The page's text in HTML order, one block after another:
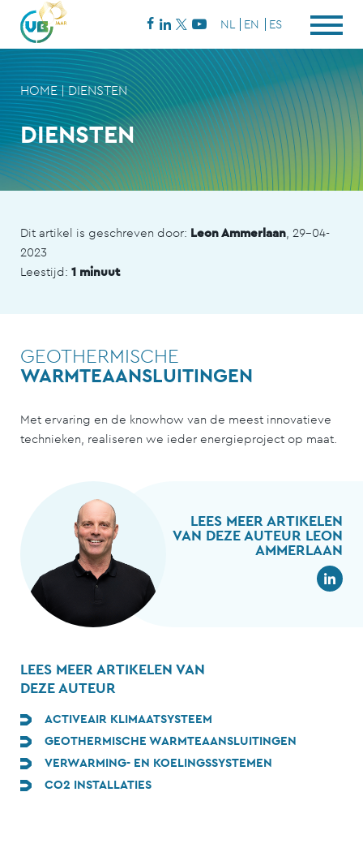
NL EN ES
DIENSTEN
HOME|DIENSTEN
Dit artikel is geschreven door: Leon Ammerlaan, 29-04-
2023
Leestijd: 1 minuut
GEOTHERMISCHE
WARMTEAANSLUITINGEN
Met ervaring en de knowhow van de meest innovatieve
technieken, realiseren we ieder energieproject op maat.
LEES MEER ARTIKELEN
VAN DEZE AUTEUR LEON
AMMERLAAN
LEES MEER ARTIKELEN VAN
DEZE AUTEUR
ACTIVEAIR KLIMAATSYSTEEM
GEOTHERMISCHE WARMTEAANSLUITINGEN
VERWARMING- EN KOELINGSSYSTEMEN
CO2 INSTALLATIES